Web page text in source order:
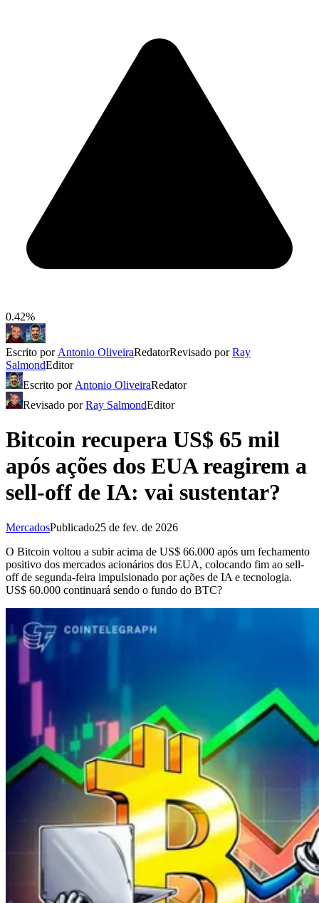
0.42%
Escrito por Antonio OliveiraRedatorRevisado porRay
SalmondEditor
Escrito por Antonio OliveiraRedator
Revisado porRay SalmondEditor
Bitcoin recupera US$ 65 mil
após ações dos EUA reagirem a
sell-off de IA: vai sustentar?
MercadosPublicado25 de fev. de 2026
O Bitcoin voltou a subir acima de US$ 66.000 após um fechamento
positivo dos mercados acionários dos EUA, colocando fim ao sell-
off de segunda-feira impulsionado por ações de IA e tecnologia.
US$ 60.000 continuará sendo o fundo do BTC?